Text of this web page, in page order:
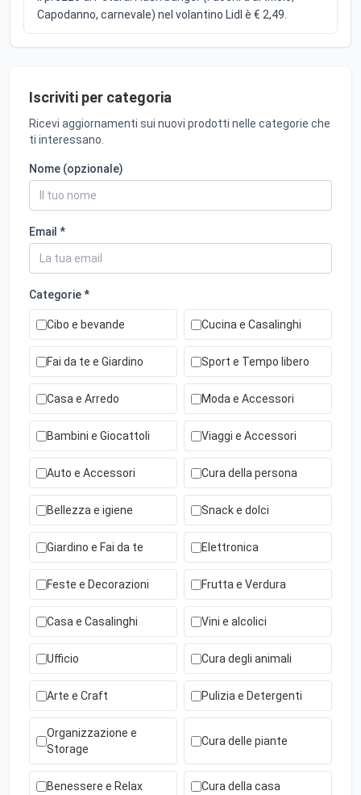
Capodanno, carnevale) nel volantino Lidl è € 2,49.
Iscriviti per categoria
Ricevi aggiornamenti sui nuovi prodotti nelle categorie che
ti interessano.
Nome (opzionale)
Email *
Categorie *
Cibo e bevande Cucina e Casalinghi
Fai da te e Giardino Sport e Tempo libero
Casa e Arredo Moda e Accessori
Bambini e Giocattoli Viaggi e Accessori
Auto e Accessori Cura della persona
Bellezza e igiene Snack e dolci
Giardino e Fai da te Elettronica
Feste e Decorazioni Frutta e Verdura
Casa e Casalinghi Vini e alcolici
Ufficio Cura degli animali
Arte e Craft Pulizia e Detergenti
Organizzazione e
Storage
Cura delle piante
Benessere e Relax Cura della casa